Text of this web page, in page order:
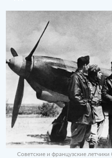
Советские и французские